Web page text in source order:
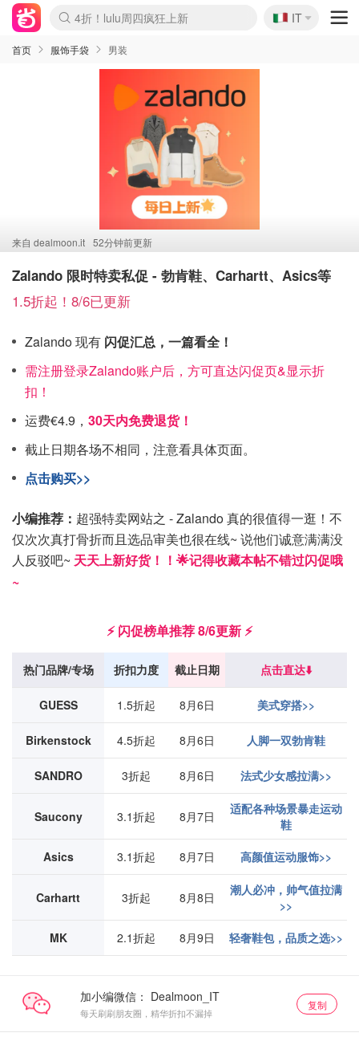
Boticinal 夏促开抢！
4折！lulu周四疯狂上新
速领！Stanley独家85折
Zalando 奥莱闪促！每日更新
🇮🇹
IT
首页 服饰手袋 男装
来自 dealmoon.it 52分钟前更新
Zalando 限时特卖私促 - 勃肯鞋、Carhartt、Asics等
1.5折起！8/6已更新
Zalando 现有 闪促汇总，一篇看全！
需注册登录Zalando账户后，方可直达闪促页&显示折
扣！
运费€4.9， 30天内免费退货！
截止日期各场不相同，注意看具体页面。
点击购买>>
小编推荐： 超强特卖网站之 - Zalando 真的很值得一逛！不
仅次次真打骨折而且选品审美也很在线~ 说他们诚意满满没
人反驳吧~ 天天上新好货！！🌟记得收藏本帖不错过闪促哦
~
⚡️ 闪促榜单推荐 8/6更新 ⚡️
热门品牌/专场 折扣力度 截止日期 点击直达⬇️
GUESS 1.5折起 8月6日 美式穿搭>>
Birkenstock 4.5折起 8月6日 人脚一双勃肯鞋
SANDRO 3折起 8月6日 法式少女感拉满>>
Saucony 3.1折起 8月7日
适配各种场景暴走运动
鞋
Asics
3.1折起 8月7日 高颜值运动服饰>>
Carhartt 3折起 8月8日
潮人必冲，帅气值拉满
>>
MK
2.1折起 8月9日 轻奢鞋包，品质之选>>
加小编微信：
每天刷刷朋友圈，精华折扣不漏掉
复制